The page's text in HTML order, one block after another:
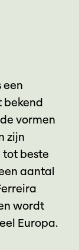
een
bekend
vormen
zijn
beste
aantal
wordt
Europa.